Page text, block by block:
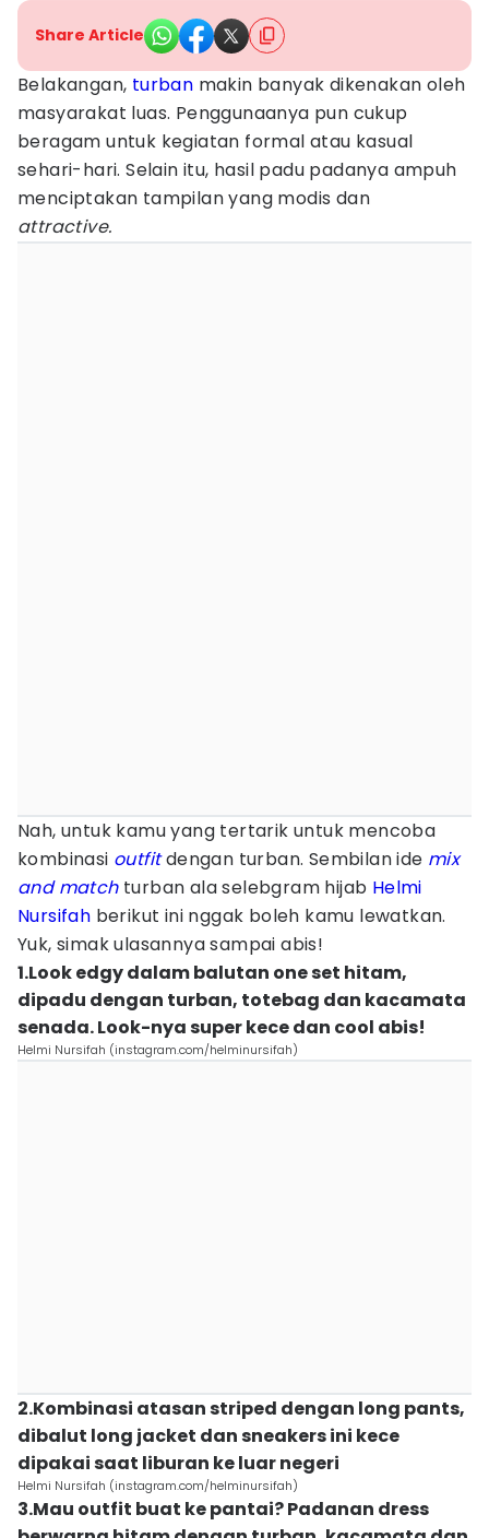
Share Article
Belakangan, turban makin banyak dikenakan oleh
masyarakat luas. Penggunaanya pun cukup
beragam untuk kegiatan formal atau kasual
sehari-hari. Selain itu, hasil padu padanya ampuh
menciptakan tampilan yang modis dan
attractive.
Nah, untuk kamu yang tertarik untuk mencoba
kombinasi outfitdengan turban. Sembilan ide mix
and matchturban ala selebgram hijab Helmi
Nursifah berikut ini nggak boleh kamu lewatkan.
Yuk, simak ulasannya sampai abis!
1.Look edgy dalam balutan one set hitam,
dipadu dengan turban, totebag dan kacamata
senada. Look-nya super kece dan cool abis!
Helmi Nursifah (instagram.com/helminursifah)
2.Kombinasi atasan striped dengan long pants,
dibalut long jacket dan sneakers ini kece
dipakai saat liburan ke luar negeri
Helmi Nursifah (instagram.com/helminursifah)
3.Mau outfit buat ke pantai? Padanan dress